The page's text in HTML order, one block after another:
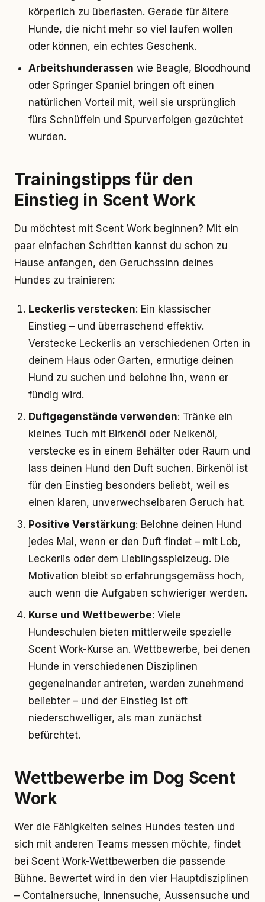
körperlich zu überlasten. Gerade für ältere
Hunde, die nicht mehr so viel laufen wollen
oder können, ein echtes Geschenk.
Arbeitshunderassen wie Beagle, Bloodhound
oder Springer Spaniel bringen oft einen
natürlichen Vorteil mit, weil sie ursprünglich
fürs Schnüffeln und Spurverfolgen gezüchtet
wurden.
Trainingstipps für den
Einstieg in Scent Work
Du möchtest mit Scent Work beginnen? Mit ein
paar einfachen Schritten kannst du schon zu
Hause anfangen, den Geruchssinn deines
Hundes zu trainieren:
Leckerlis verstecken: Ein klassischer
Einstieg – und überraschend effektiv.
Verstecke Leckerlis an verschiedenen Orten in
deinem Haus oder Garten, ermutige deinen
Hund zu suchen und belohne ihn, wenn er
fündig wird.
Duftgegenstände verwenden: Tränke ein
kleines Tuch mit Birkenöl oder Nelkenöl,
verstecke es in einem Behälter oder Raum und
lass deinen Hund den Duft suchen. Birkenöl ist
für den Einstieg besonders beliebt, weil es
einen klaren, unverwechselbaren Geruch hat.
Positive Verstärkung: Belohne deinen Hund
jedes Mal, wenn er den Duft findet – mit Lob,
Leckerlis oder dem Lieblingsspielzeug. Die
Motivation bleibt so erfahrungsgemäss hoch,
auch wenn die Aufgaben schwieriger werden.
Kurse und Wettbewerbe: Viele
Hundeschulen bieten mittlerweile spezielle
Scent Work-Kurse an. Wettbewerbe, bei denen
Hunde in verschiedenen Disziplinen
gegeneinander antreten, werden zunehmend
beliebter – und der Einstieg ist oft
niederschwelliger, als man zunächst
befürchtet.
Wettbewerbe im Dog Scent
Work
Wer die Fähigkeiten seines Hundes testen und
sich mit anderen Teams messen möchte, findet
bei Scent Work-Wettbewerben die passende
Bühne. Bewertet wird in den vier Hauptdisziplinen
– Containersuche, Innensuche, Aussensuche und